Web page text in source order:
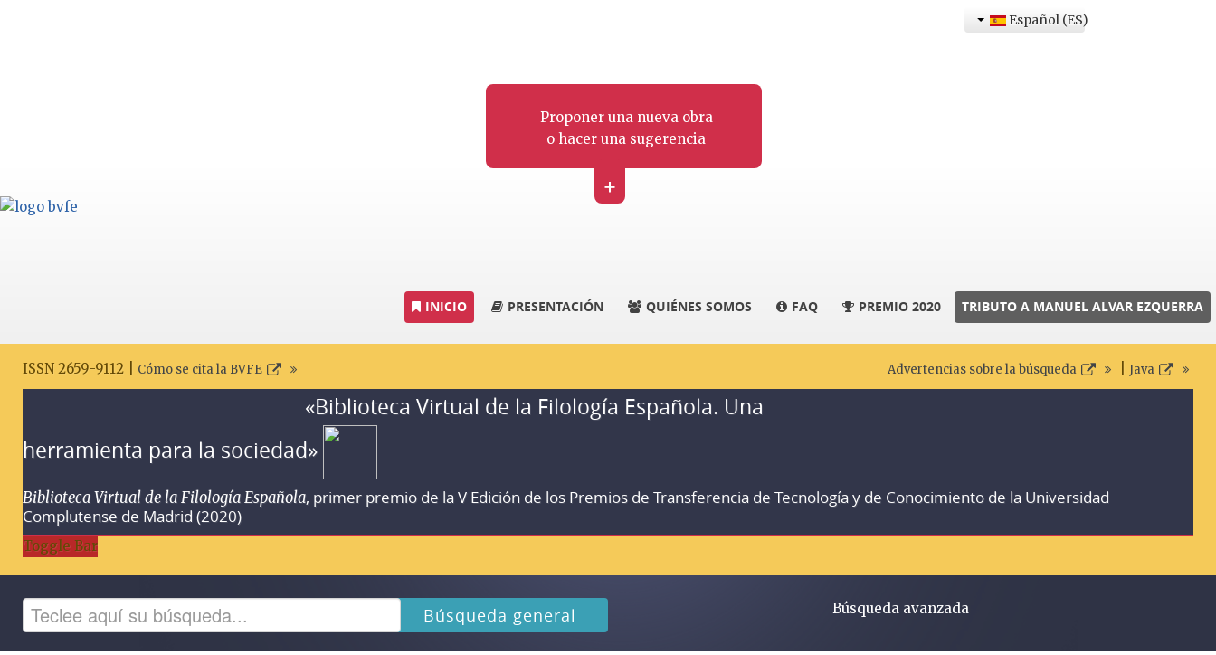
Proponer una nueva obra
o hacer una sugerencia
+
Español (ES)
INICIO PRESENTACIÓN QUIÉNES SOMOS FAQ PREMIO 2020 TRIBUTO A MANUEL ALVAR EZQUERRA
ISSN 2659-9112 | Cómo se cita la BVFE Advertencias sobre la búsqueda Java
«Biblioteca Virtual de la Filología Española. Una
herramienta para la sociedad»
Biblioteca Virtual de la Filología Española, primer premio de la V Edición de los Premios de Transferencia de Tecnología y de Conocimiento de la Universidad
Complutense de Madrid (2020)
Toggle Bar
Búsqueda general Búsqueda avanzada